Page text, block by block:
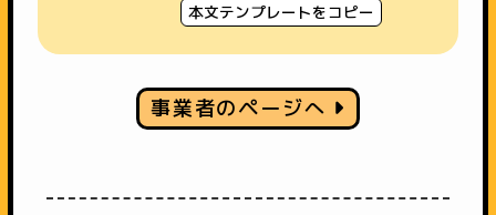
本文テンプレートをコピー
事業者のページへ